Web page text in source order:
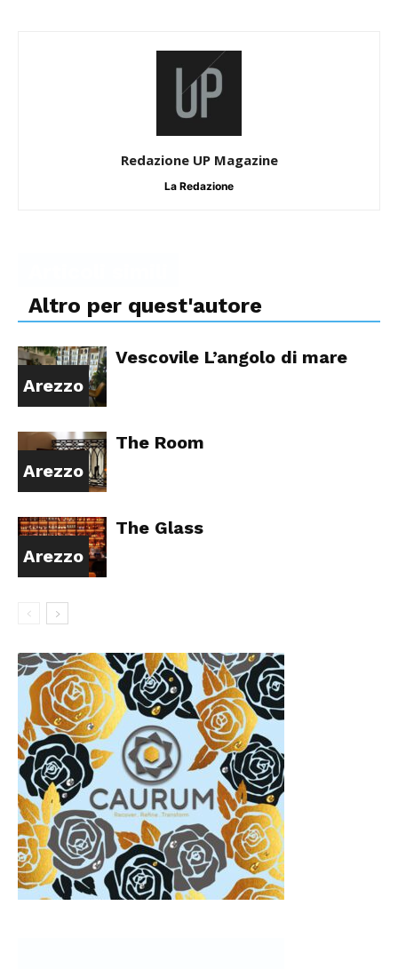
Redazione UP Magazine
La Redazione
Altro per quest'autore
Arezzo
Vescovile L’angolo di mare
Arezzo
The Room
Arezzo
The Glass